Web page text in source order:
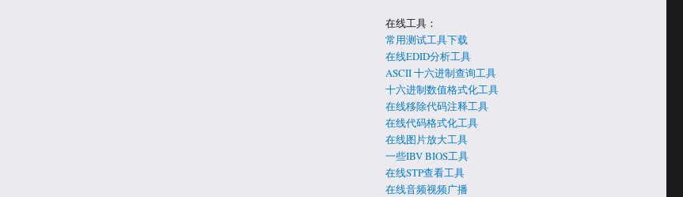
在线工具：
常用测试工具下载
在线EDID分析工具
ASCII 十六进制查询工具
十六进制数值格式化工具
在线移除代码注释工具
在线代码格式化工具
在线图片放大工具
一些IBV BIOS工具
在线STP查看工具
在线音频视频广播